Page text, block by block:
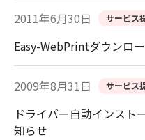
2011年6月30日 サービス
Easy-WebPrintダウンロ
2009年8月31日 サービス
ドライバー自動インスト
知らせ